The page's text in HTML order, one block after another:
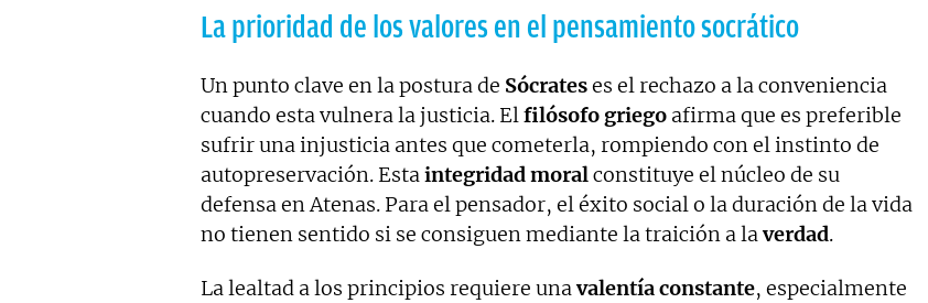
La prioridad de los valores en el pensamiento socrático
Un punto clave en la postura de Sócrateses el rechazo a la conveniencia
cuando esta vulnera la justicia. Elfilósofo griego afirma que es preferible
sufrir una injusticia antes que cometerla, rompiendo con el instinto de
autopreservación. Estaintegridad moralconstituye el núcleo de su
defensa en Atenas. Para el pensador, el éxito social o la duración de la vida
no tienen sentido si se consiguen mediante la traición a laverdad.
La lealtad a los principios requiere unavalentía constante, especialmente